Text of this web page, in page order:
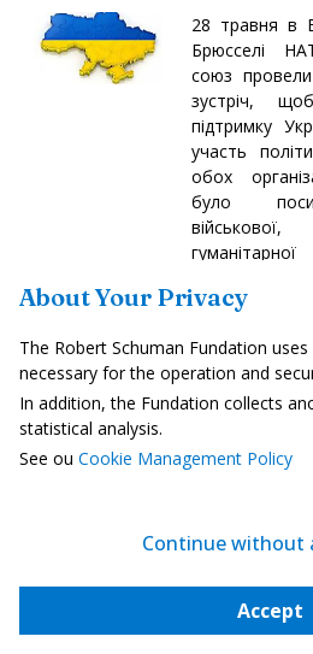
About Your Privacy
The Robert Schuman Fundation
necessary for the operation and
In addition, the Fundation collects
statistical analysis.
See ou Cookie Management Policy
Continue without
Accept
28 травня в
Брюсселі
союз
зустріч,
підтримку
участь
обох
було
про
безпеки.
Читати далі
Ночі у Фурв'єр-2025
June 2, 2025
До 26